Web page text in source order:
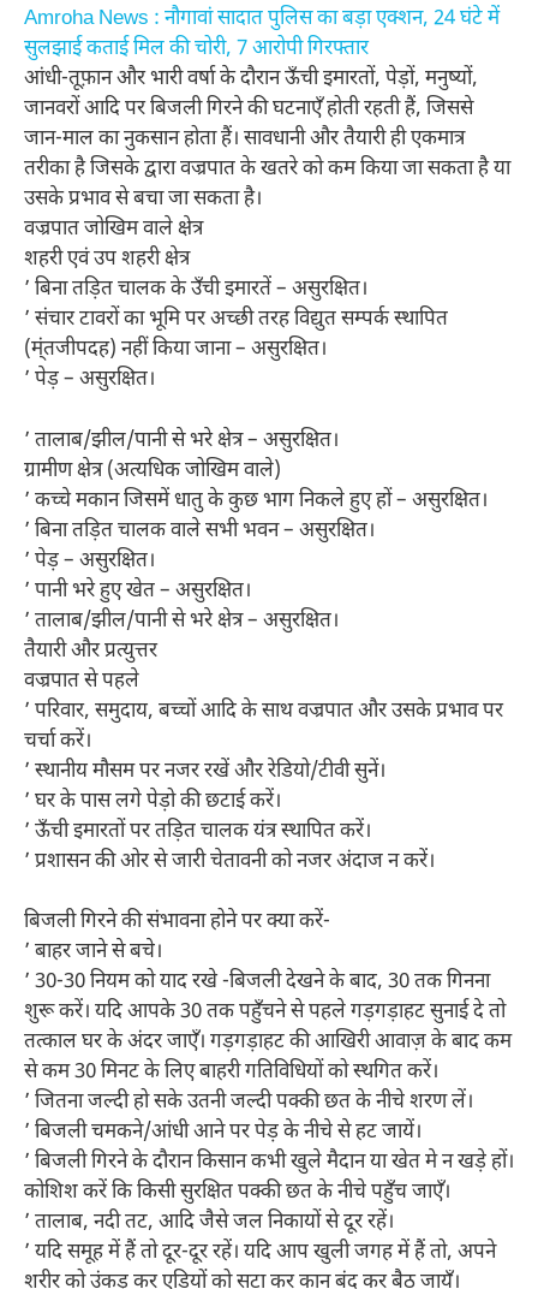
Amroha News : नौगावां सादात पुलिस का बड़ा एक्शन, 24 घंटे में
सुलझाई कताई मिल की चोरी, 7 आरोपी गिरफ्तार
आंधी-तूफ़ान और भारी वर्षा के दौरान ऊँची इमारतों, पेड़ों, मनुष्यों,
जानवरों आदि पर बिजली गिरने की घटनाएँ होती रहती हैं, जिससे
जान-माल का नुकसान होता हैं। सावधानी और तैयारी ही एकमात्र
तरीका है जिसके द्वारा वज्रपात के खतरे को कम किया जा सकता है या
उसके प्रभाव से बचा जा सकता है।
वज्रपात जोखिम वाले क्षेत्र
शहरी एवं उप शहरी क्षेत्र
’ बिना तड़ित चालक के उँची इमारतें – असुरक्षित।
’ संचार टावरों का भूमि पर अच्छी तरह विद्युत सम्पर्क स्थापित
(म्ंतजीपदह) नहीं किया जाना – असुरक्षित।
’ पेड़ – असुरक्षित।
’ तालाब/झील/पानी से भरे क्षेत्र – असुरक्षित।
ग्रामीण क्षेत्र (अत्यधिक जोखिम वाले)
’ कच्चे मकान जिसमें धातु के कुछ भाग निकले हुए हों – असुरक्षित।
’ बिना तड़ित चालक वाले सभी भवन – असुरक्षित।
’ पेड़ – असुरक्षित।
’ पानी भरे हुए खेत – असुरक्षित।
’ तालाब/झील/पानी से भरे क्षेत्र – असुरक्षित।
तैयारी और प्रत्युत्तर
वज्रपात से पहले
’ परिवार, समुदाय, बच्चों आदि के साथ वज्रपात और उसके प्रभाव पर
चर्चा करें।
’ स्थानीय मौसम पर नजर रखें और रेडियो/टीवी सुनें।
’ घर के पास लगे पेड़ो की छटाई करें।
’ ऊँची इमारतों पर तड़ित चालक यंत्र स्थापित करें।
’ प्रशासन की ओर से जारी चेतावनी को नजर अंदाज न करें।
बिजली गिरने की संभावना होने पर क्या करें-
’ बाहर जाने से बचे।
’ 30-30 नियम को याद रखे -बिजली देखने के बाद, 30 तक गिनना
शुरू करें। यदि आपके 30 तक पहुँचने से पहले गड़गड़ाहट सुनाई दे तो
तत्काल घर के अंदर जाएँ। गड़गड़ाहट की आखिरी आवाज़ के बाद कम
से कम 30 मिनट के लिए बाहरी गतिविधियों को स्थगित करें।
’ जितना जल्दी हो सके उतनी जल्दी पक्की छत के नीचे शरण लें।
’ बिजली चमकने/आंधी आने पर पेड़ के नीचे से हट जायें।
’ बिजली गिरने के दौरान किसान कभी खुले मैदान या खेत मे न खड़े हों।
कोशिश करें कि किसी सुरक्षित पक्की छत के नीचे पहुँच जाएँ।
’ तालाब, नदी तट, आदि जैसे जल निकायों से दूर रहें।
’ यदि समूह में हैं तो दूर-दूर रहें। यदि आप खुली जगह में हैं तो, अपने
शरीर को उंकड़ू कर एड़ियों को सटा कर कान बंद कर बैठ जायँ।